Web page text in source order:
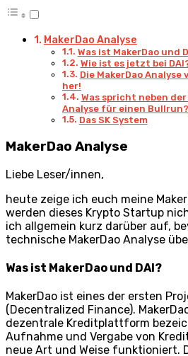
MakerDao Analyse
Was ist MakerDao und
Wie ist es jetzt bei
Die MakerDao
her!
Was spricht neben
Analyse für einen Bullrun?
Das SK System
MakerDao Analyse
Liebe Leser/innen,
heute zeige ich euch meine
werden dieses Krypto Startup
ich allgemein kurz darüber auf,
technische MakerDao Analyse
Was ist MakerDao und DAI?
MakerDao ist eines der ersten
(Decentralized Finance).
dezentrale Kreditplattform
Aufnahme und Vergabe von
neue Art und Weise funktioniert.